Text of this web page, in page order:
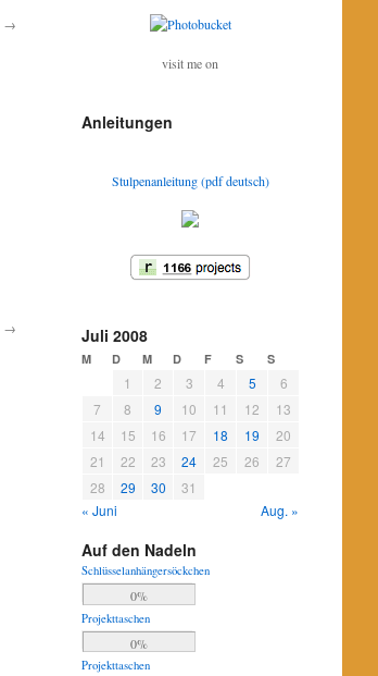
→
→
visit me on
Anleitungen
Stulpenanleitung (pdf deutsch)
Juli 2008
M D M D F S S
1 2 3 4 5
6
7
8 9 10 11 12
13
14
15 16 17 18 19
20
21
22 23 24 25 26
27
28
29 30
31
« Juni
Aug. »
Auf den Nadeln
Schlüsselanhängersöckchen
0%
Projekttaschen
0%
Projekttaschen